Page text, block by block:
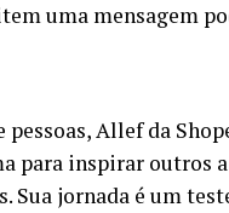
uma mensagem
Allef da
para inspirar outros
jornada é um